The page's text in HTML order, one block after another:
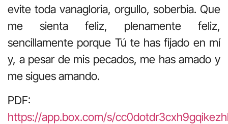
evite toda vanagloria, orgullo, soberbia. Que
me sienta feliz, plenamente feliz,
sencillamente porque Tú te has fijado en mí
y, a pesar de mis pecados, me has amado y
me sigues amando.
PDF:
https://app.box.com/s/